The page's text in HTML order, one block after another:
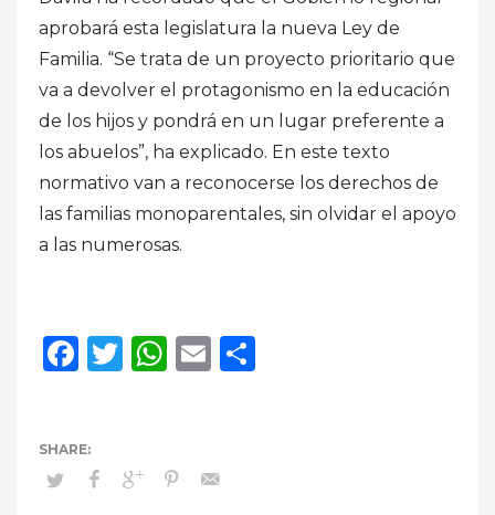
aprobará esta legislatura la nueva Ley de
Familia. “Se trata de un proyecto prioritario que
va a devolver el protagonismo en la educación
de los hijos y pondrá en un lugar preferente a
los abuelos”, ha explicado. En este texto
normativo van a reconocerse los derechos de
las familias monoparentales, sin olvidar el apoyo
a las numerosas.
Facebook
Twitter
WhatsApp
Email